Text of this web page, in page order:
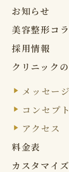
お知らせ
美容整形コ
採用情報
クリニック
メッセージ
コンセプト
アクセス
料金表
カスタマイ